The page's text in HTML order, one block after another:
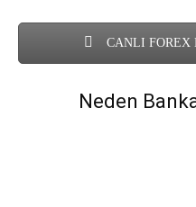
CANLI FOREX
Neden